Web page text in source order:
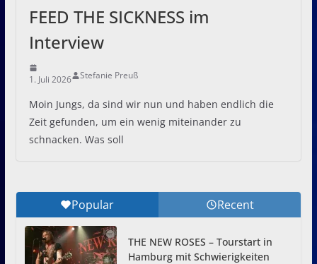
FEED THE SICKNESS im
Interview
1. Juli 2026 Stefanie Preuß
Moin Jungs, da sind wir nun und haben endlich die
Zeit gefunden, um ein wenig miteinander zu
schnacken. Was soll
Popular Recent
THE NEW ROSES – Tourstart in
Hamburg mit Schwierigkeiten